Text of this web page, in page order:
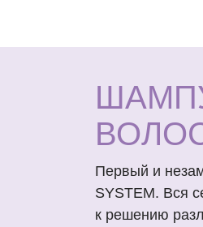
Первый и
SYSTEM. Вся
к решению